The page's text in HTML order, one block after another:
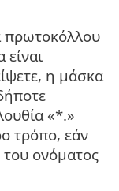
πρωτοκόλλου
η μάσκα
«*.»
τρόπο, εάν
του ονόματος